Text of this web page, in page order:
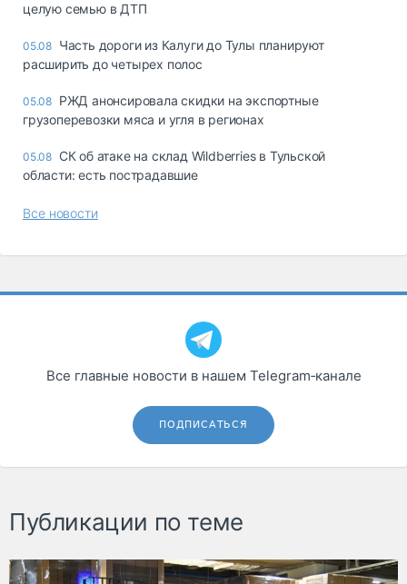
целую семью в ДТП
05.08 Часть дороги из Калуги до Тулы планируют
расширить до четырех полос
05.08 РЖД анонсировала скидки на экспортные
грузоперевозки мяса и угля в регионах
05.08 СК об атаке на склад Wildberries в Тульской
области: есть пострадавшие
Все новости
Все главные новости в нашем Telegram‑канале
ПОДПИСАТЬСЯ
Публикации по теме